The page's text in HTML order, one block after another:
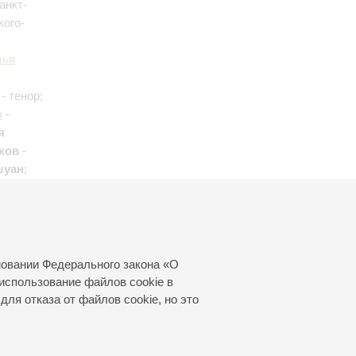
Федерального закона «О
файлов cookie в
отказа от файлов cookie, но это
- тенор;
-
-
;